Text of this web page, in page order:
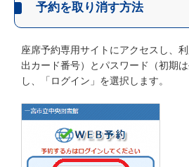
予約を取り消す方法
座席予約専用サイトにアクセスし、
出カード番号）とパスワード（初期
し、「ログイン」を選択します。